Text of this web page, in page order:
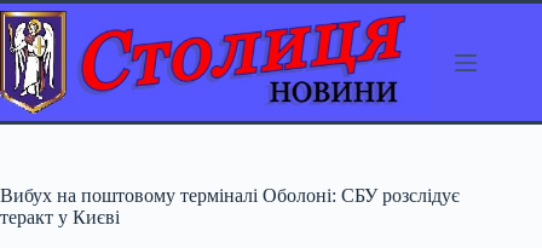
Перейти
до
вмісту
Вибух на поштовому терміналі Оболоні: СБУ розслідує
теракт у Києві